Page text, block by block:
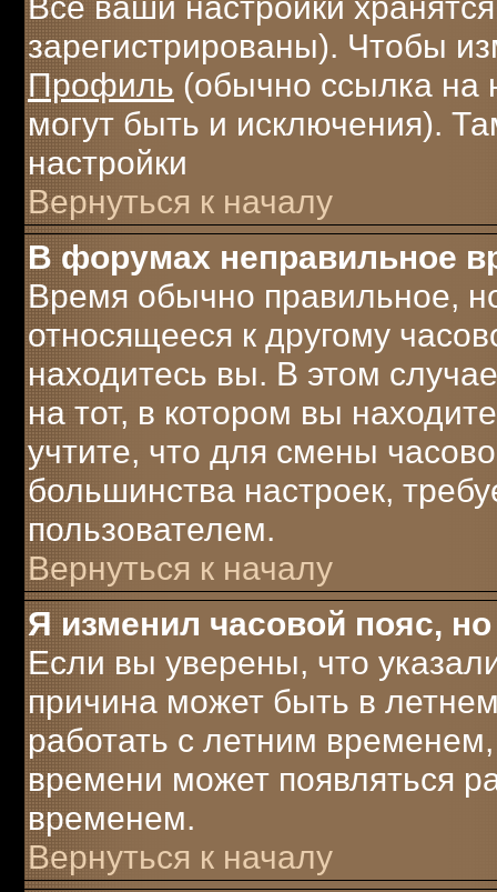
зарегистрированы). Чтобы
Профиль (обычно ссылка на
могут быть и исключения).
настройки
Вернуться к началу
В форумах неправильное
Время обычно правильное,
относящееся к другому
находитесь вы. В этом
на тот, в котором вы
учтите, что для смены
большинства настроек,
пользователем.
Вернуться к началу
Я изменил часовой пояс,
Если вы уверены, что
причина может быть в
работать с летним
времени может появляться
временем.
Вернуться к началу